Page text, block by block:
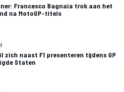
Francesco Bagnaia trok aan het
na MotoGP-titels
zich naast F1 presenteren tijdens GP
Staten